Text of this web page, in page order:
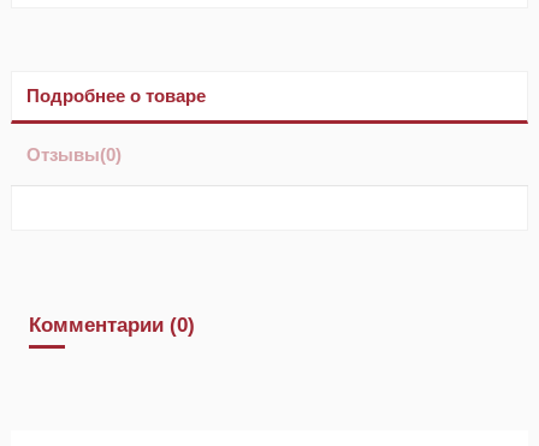
Подробнее о товаре
Отзывы(0)
Комментарии (0)